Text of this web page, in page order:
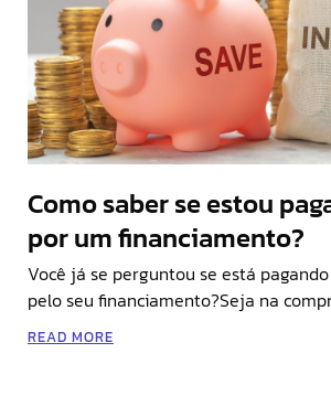
Como saber se estou
por um financiamento?
Você já se perguntou se está
pelo seu financiamento?Seja na
READ MORE